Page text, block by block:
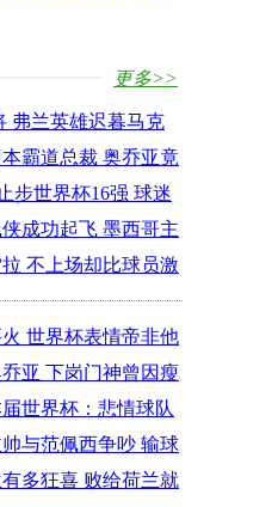
更多>>
弗兰英雄迟暮马克
霸道总裁 奥乔亚竟
步世界杯16强 球迷
成功起飞 墨西哥主
不上场却比球员激
世界杯表情帝非他
亚 下岗门神曾因瘦
世界杯：悲情球队
与范佩西争吵 输球
多狂喜 败给荷兰就